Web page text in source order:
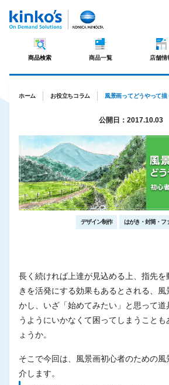
商品検索 商品一覧 店舗情
ホーム お役立ちコラム
公開日：2017.10.03
デザイン制作 はがき・封筒・フ
長く続ければ上達が見込める上、指先を
きを活発にする効果もあるとされる、風
かし、いざ「始めてみたい」と思って道
うようにいかなくて困ってしまうことも
ょうか。
そこで今回は、風景画初心者のための風
介します。